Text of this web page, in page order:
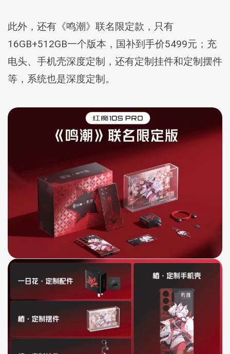
此外，还有《鸣潮》联名限定款，只有
16GB+512GB一个版本，国补到手价5499元；充
电头、手机壳深度定制，还有定制挂件和定制摆件
等，系统也是深度定制。